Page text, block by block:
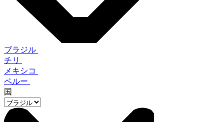
ブラジル
チリ
メキシコ
ペルー
国